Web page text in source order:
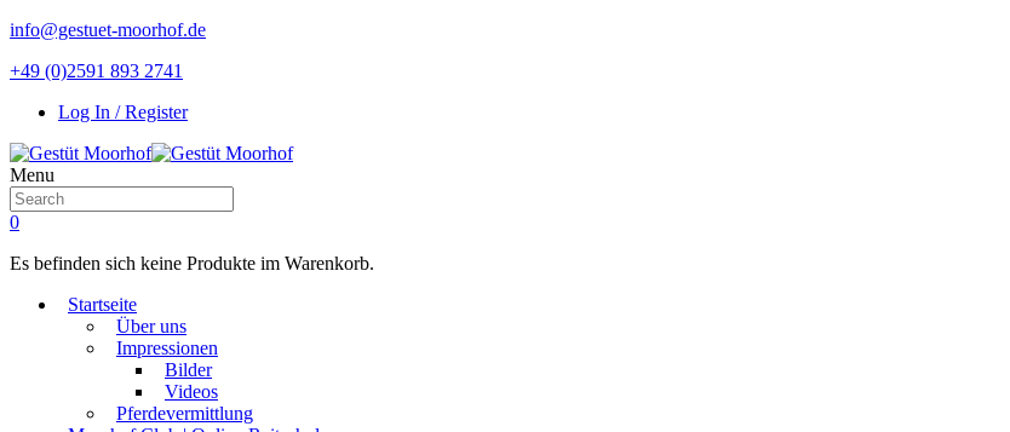
info@gestuet-moorhof.de
+49 (0)2591 893 2741
Log In / Register
Menu
0
Es befinden sich keine Produkte im Warenkorb.
Startseite
Über uns
Impressionen
Bilder
Videos
Pferdevermittlung